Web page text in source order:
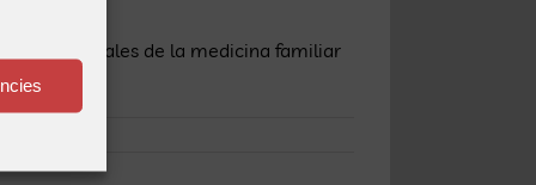
profesionales de la medicina familiar